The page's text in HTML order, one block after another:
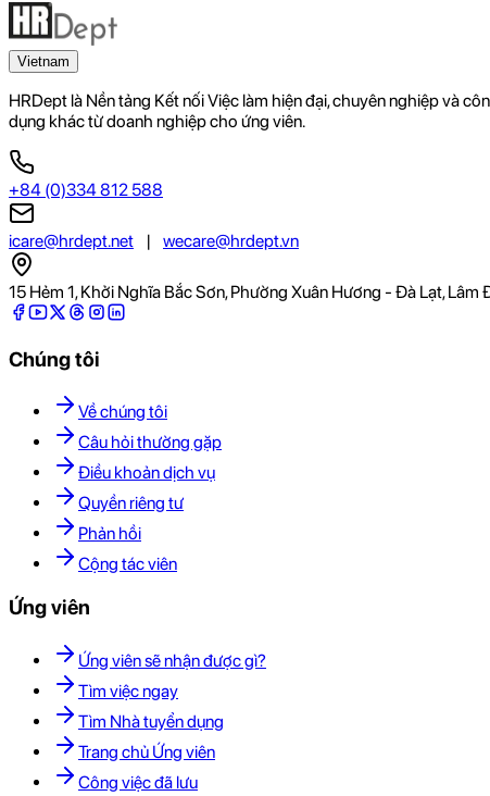
Vietnam
HRDept là Nền tảng Kết nối Việc làm hiện đại, chuyên nghiệp và
dụng khác từ doanh nghiệp cho ứng viên.
+84 (0)334 812 588
icare@hrdept.net | wecare@hrdept.vn
15 Hẻm 1, Khởi Nghĩa Bắc Sơn, Phường Xuân Hương - Đà Lạt, Lâm
Chúng tôi
Về chúng tôi
Câu hỏi thường gặp
Điều khoản dịch vụ
Quyền riêng tư
Phản hồi
Cộng tác viên
Ứng viên
Ứng viên sẽ nhận được gì?
Tìm việc ngay
Tìm Nhà tuyển dụng
Trang chủ Ứng viên
Công việc đã lưu